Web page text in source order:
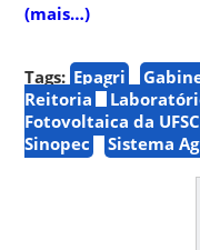
(mais…)
Tags: Epagri
Reitoria
Fotovoltaica da UFSC
Sinopec
Sistema